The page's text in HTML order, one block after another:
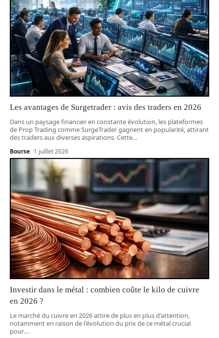
Les avantages de Surgetrader : avis des traders en 2026
Dans un paysage financier en constante évolution, les plateformes
de Prop Trading comme SurgeTrader gagnent en popularité, attirant
des traders aux diverses aspirations. Cette…
Bourse 1 juillet 2026
Investir dans le métal : combien coûte le kilo de cuivre
en 2026 ?
Le marché du cuivre en 2026 attire de plus en plus d'attention,
notamment en raison de l'évolution du prix de ce métal crucial
pour…